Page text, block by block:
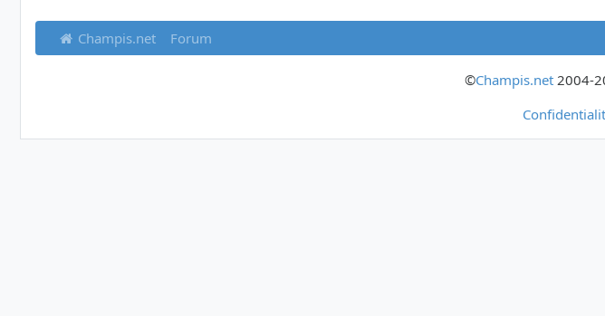
Champis.net Forum
©Champis.net2004-